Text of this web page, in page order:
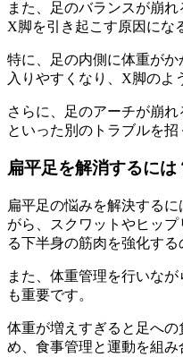
また、足のバランスが崩
X脚を引き起こす原因にな
特に、足の内側に体重が
入りやすくなり、X脚のよ
さらに、足のアーチが崩
といった別のトラブルを招
扁平足を解消するには
扁平足の悩みを解決する
がら、スクワットやヒッ
る下半身の筋肉を強化する
また、体重管理を行いな
も重要です。
体重が増えすぎると足へ
め、食事管理と運動を組